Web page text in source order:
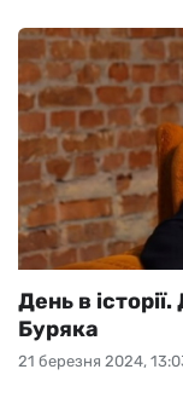
21 березня 2024,
День в
Буряка